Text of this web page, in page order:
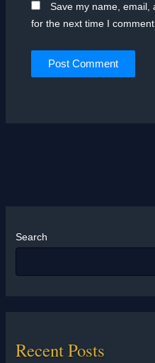
Save my name, email,
for the next time I comment.
Search
Recent Posts